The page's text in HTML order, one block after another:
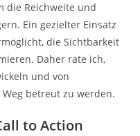
die Reichweite und
Ein gezielter Einsatz
die Sichtbarkeit
Daher rate ich,
und von
betreut zu werden.
to Action